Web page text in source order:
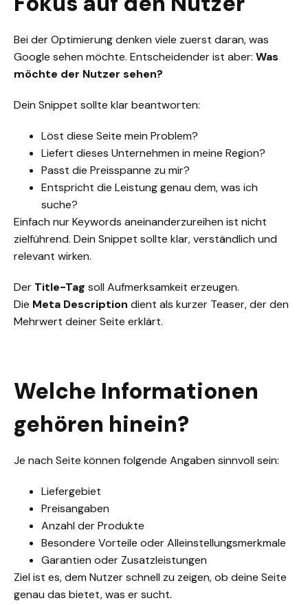
Bei der Optimierung denken viele zuerst daran, was
Google sehen möchte. Entscheidender ist aber: Was
möchte der Nutzer sehen?
Dein Snippet sollte klar beantworten:
Löst diese Seite mein Problem?
Liefert dieses Unternehmen in meine Region?
Passt die Preisspanne zu mir?
Entspricht die Leistung genau dem, was ich
suche?
Einfach nur Keywords aneinanderzureihen ist nicht
zielführend. Dein Snippet sollte klar, verständlich und
relevant wirken.
Der Title-Tag soll Aufmerksamkeit erzeugen.
Die Meta Description dient als kurzer Teaser, der den
Mehrwert deiner Seite erklärt.
Welche Informationen
gehören hinein?
Je nach Seite können folgende Angaben sinnvoll sein:
Liefergebiet
Preisangaben
Anzahl der Produkte
Besondere Vorteile oder Alleinstellungsmerkmale
Garantien oder Zusatzleistungen
Ziel ist es, dem Nutzer schnell zu zeigen, ob deine Seite
genau das bietet, was er sucht.